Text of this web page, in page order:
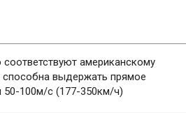
американскому
способна выдержать прямое
50-100м/с (177-350км/ч)